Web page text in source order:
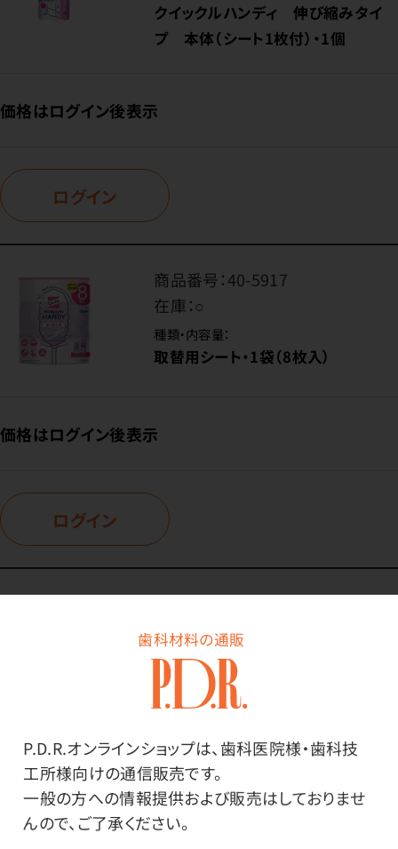
歯科材料の通販
P.D.R.オンラインショップは、歯科医院様・歯科技
工所様向けの通信販売です。
一般の方への情報提供および販売はしておりませ
んので、ご了承ください。
クイックルハンディ 伸び縮みタイ
プ 本体（シート1枚付）・1個
価格はログイン後表示
ログイン
商品番号：40-5917
在庫：○
種類・内容量：
取替用シート・1袋（8枚入）
価格はログイン後表示
ログイン
商品詳細
吸着性の高いファイバーが、舞いやすいホコリ・花粉・微
細なハウスダストまでみるみるキャッチし、逃しません。